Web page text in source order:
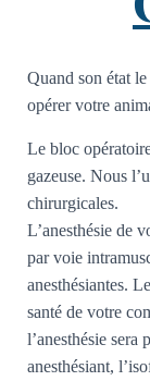
Quand son état
opérer votre
Le bloc
gazeuse. Nous
chirurgicales.
L’anesthésie de
par voie
anesthésiantes.
santé de votre
l’anesthésie sera
anesthésiant,